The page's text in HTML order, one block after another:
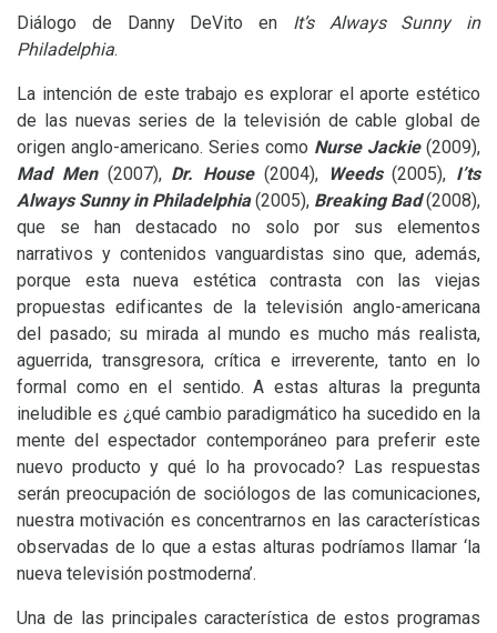
Diálogo de Danny DeVito en It’s Always Sunny in
Philadelphia.
La intención de este trabajo es explorar el aporte estético
de las nuevas series de la televisión de cable global de
origen anglo-americano. Series como Nurse Jackie (2009),
Mad Men (2007), Dr. House (2004),Weeds (2005), I’ts
Always Sunny in Philadelphia (2005), Breaking Bad(2008),
que se han destacado no solo por sus elementos
narrativos y contenidos vanguardistas sino que, además,
porque esta nueva estética contrasta con las viejas
propuestas edificantes de la televisión anglo-americana
del pasado; su mirada al mundo es mucho más realista,
aguerrida, transgresora, crítica e irreverente, tanto en lo
formal como en el sentido. A estas alturas la pregunta
ineludible es ¿qué cambio paradigmático ha sucedido en la
mente del espectador contemporáneo para preferir este
nuevo producto y qué lo ha provocado? Las respuestas
serán preocupación de sociólogos de las comunicaciones,
nuestra motivación es concentrarnos en las características
observadas de lo que a estas alturas podríamos llamar ‘la
nueva televisión postmoderna’.
Una de las principales característica de estos programas